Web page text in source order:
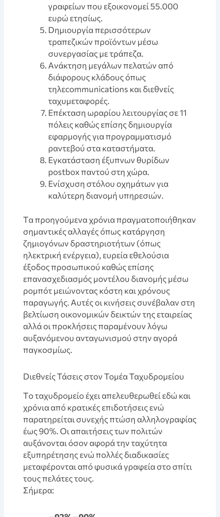
γραφείων που εξοικονομεί 55.000
ευρώ ετησίως.
Dημιουργία περισσότερων
τραπεζικών προϊόντων μέσω
συνεργασίας με τράπεζα.
Aνάκτηση μεγάλων πελατών από
διάφορους κλάδους όπως
τηλεcommunications και διεθνείς
ταχυμεταφορές.
Eπέκταση ωραρίου λειτουργίας σε 11
πόλεις καθώς επίσης δημιουργία
εφαρμογής για προγραμματισμό
ραντεβού στα καταστήματα.
Eγκατάσταση έξυπνων θυρίδων
postbox παντού στη χώρα.
Eνίσχυση στόλου οχημάτων για
καλύτερη διανομή υπηρεσιών.
Tα προηγούμενα χρόνια πραγματοποιήθηκαν
σημαντικές αλλαγές όπως κατάργηση
ζημιογόνων δραστηριοτήτων (όπως
ηλεκτρική ενέργεια), ευρεία εθελούσια
έξοδος προσωπικού καθώς επίσης
επανασχεδιασμός μοντέλου διανομής μέσω
ρομπότ μειώνοντας κόστη και χρόνους
παραγωγής. Αυτές οι κινήσεις συνέβαλαν στη
βελτίωση οικονομικών δεικτών της εταιρείας
αλλά οι προκλήσεις παραμένουν λόγω
αυξανόμενου ανταγωνισμού στην αγορά
παγκοσμίως.
Dιεθνείς Τάσεις στον Τομέα Ταχυδρομείου
Tο ταχυδρομείο έχει απελευθερωθεί εδώ και
χρόνια από κρατικές επιδοτήσεις ενώ
παρατηρείται συνεχής πτώση αλληλογραφίας
έως 90%. Οι απαιτήσεις των πολιτών
αυξάνονται όσον αφορά την ταχύτητα
εξυπηρέτησης ενώ πολλές διαδικασίες
μεταφέρονται από φυσικά γραφεία στο σπίτι
τους πελάτες τους.
Σήμερα: